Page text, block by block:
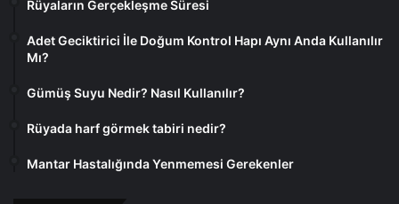
Rüyaların Gerçekleşme Süresi
Adet Geciktirici İle Doğum Kontrol Hapı Aynı Anda Kullanılır
Mı?
Gümüş Suyu Nedir? Nasıl Kullanılır?
Rüyada harf görmek tabiri nedir?
Mantar Hastalığında Yenmemesi Gerekenler